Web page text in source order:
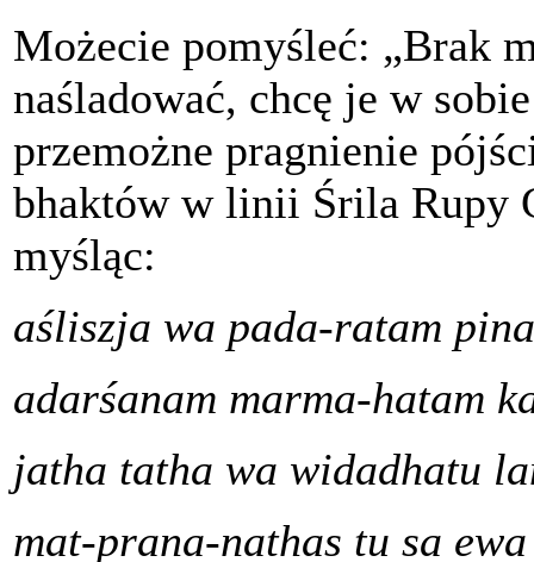
Możecie pomyśleć: „Brak
naśladować, chcę je w
przemożne pragnienie
bhaktów w linii Śrila Rupy
myśląc:
aśliszja wa pada-ratam
adarśanam marma-hatam
jatha tatha wa widadhatu
mat-prana-nathas tu sa